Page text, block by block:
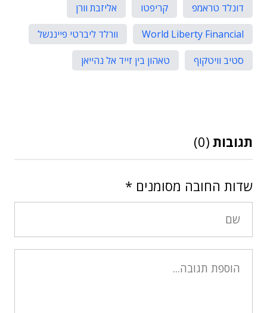
דונלד טראמפ
קריפטו
אליזבת וורן
World Liberty Financial
וורלד ליברטי פייננשל
סטיב וויטקוף
טאהון בין זייד אל נהייאן
תגובות (0)
שדות החובה מסומנים *